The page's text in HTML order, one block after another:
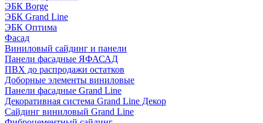
ЭБК Borge
ЭБК Grand Line
ЭБК Оптима
Фасад
Виниловый сайдинг и панели
Панели фасадные ЯФАСАД
ПВХ до распродажи остатков
Доборные элементы виниловые
Панели фасадные Grand Line
Декоративная система Grand Line Декор
Сайдинг виниловый Grand Line